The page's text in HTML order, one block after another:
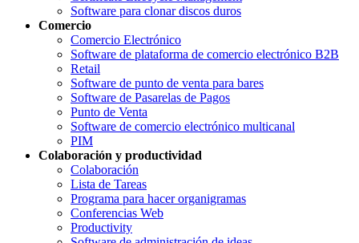
Software para clonar discos duros
Comercio
Comercio Electrónico
Software de plataforma de comercio electrónico B2B
Retail
Software de punto de venta para bares
Software de Pasarelas de Pagos
Punto de Venta
Software de comercio electrónico multicanal
PIM
Colaboración y productividad
Colaboración
Lista de Tareas
Programa para hacer organigramas
Conferencias Web
Productivity